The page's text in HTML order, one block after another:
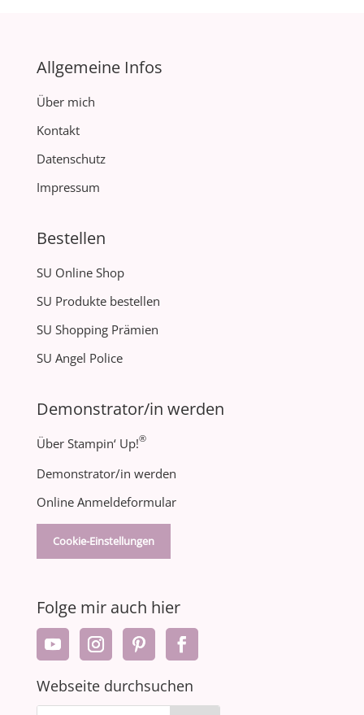
Allgemeine Infos
Über mich
Kontakt
Datenschutz
Impressum
Bestellen
SU Online Shop
SU Produkte bestellen
SU Shopping Prämien
SU Angel Police
Demonstrator/in werden
Über Stampin‘ Up!®
Demonstrator/in werden
Online Anmeldeformular
Cookie-Einstellungen
Folge mir auch hier
Webseite durchsuchen